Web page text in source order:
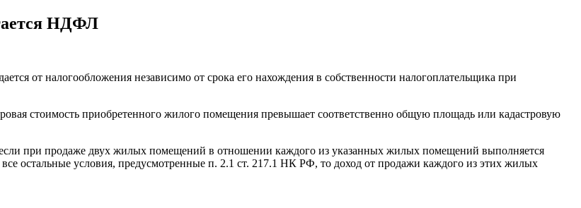
НДФЛ
от налогообложения независимо от срока его нахождения в собственности налогоплательщика при
стоимость приобретенного жилого помещения превышает соответственно общую площадь или кадастровую
при продаже двух жилых помещений в отношении каждого из указанных жилых помещений выполняется
остальные условия, предусмотренные п. 2.1 ст. 217.1 НК РФ, то доход от продажи каждого из этих жилых